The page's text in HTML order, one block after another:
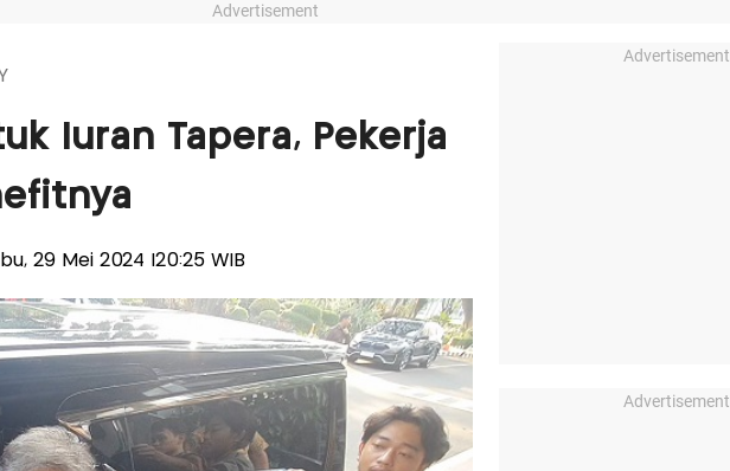
Advertisement
Iuran Tapera, Pekerja
29 Mei 2024 |20:25 WIB
Advertisement
Advertisement